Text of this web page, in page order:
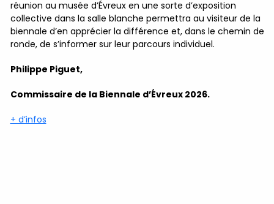
réunion au musée d’Évreux en une sorte d’exposition
collective dans la salle blanche permettra au visiteur de la
biennale d’en apprécier la différence et, dans le chemin de
ronde, de s’informer sur leur parcours individuel.
Philippe Piguet,
Commissaire de la Biennale d’Évreux 2026.
+ d’infos